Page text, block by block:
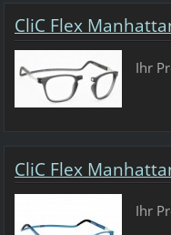
CliC Flex
Ihr
CliC Flex
Ihr